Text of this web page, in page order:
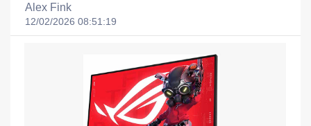
prijs biedt, essentieel voor een efficiëntere en
gelukkigere levensstijl. Xiaomi staat bekend om zijn
middel van slimme, kostenefficiënte innovaties breidt
het technologie uit tot het dagelijks leven van
mensen uit alle lagen van de samenleving. In dit
artikel nemen we drie opvallende apparaten onder
Alex Fink
12/02/2026 08:51:19